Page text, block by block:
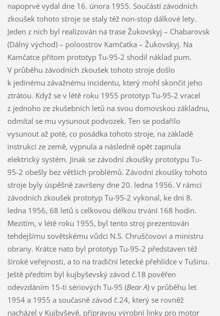
napoprvé vydal dne 16. února 1955. Součástí závodních
zkoušek tohoto stroje se staly též non-stop dálkové lety.
Jeden z nich byl realizován na trase Žukovskyj – Chabarovsk
(Dálný východ) – poloostrov Kamčatka – Žukovskyj. Na
Kamčatce přitom prototyp Tu-95-2 shodil náklad pum.
V průběhu závodních zkoušek tohoto stroje došlo
k jedinému závažnému incidentu, který mohl skončit jeho
ztrátou. Když se v létě roku 1955 prototyp Tu-95-2 vracel
z jednoho ze zkušebních letů na svou domovskou základnu,
odmítal se mu vysunout podvozek. Ten se podařilo
vysunout až poté, co posádka tohoto stroje, na základě
instrukcí ze země, vypnula a následně opět zapnula
elektrický systém. Jinak se závodní zkoušky prototypu Tu-
95-2 obešly bez větších problémů. Závodní zkoušky tohoto
stroje byly úspěšně završeny dne 20. ledna 1956. V rámci
závodních zkoušek prototyp Tu-95-2 vykonal, ke dni 8.
ledna 1956, 68 letů s celkovou délkou trvání 168 hodin.
Mezitím, v létě roku 1955, byl tento stroj prezentován
tehdejšímu sovětskému vůdci N.S. Chruščovovi a ministru
obrany. Krátce nato byl prototyp Tu-95-2 představen též
široké veřejnosti, a to na tradiční letecké přehlídce v Tušinu.
Ještě předtím byl kujbyševský závod č.18 pověřen
odevzdáním 15-ti sériových Tu-95 (Bear A) v průběhu let
1954 a 1955 a současně závod č.24, který se rovněž
nacházel v Kujbyševě, přípravou výrobní linky pro motor